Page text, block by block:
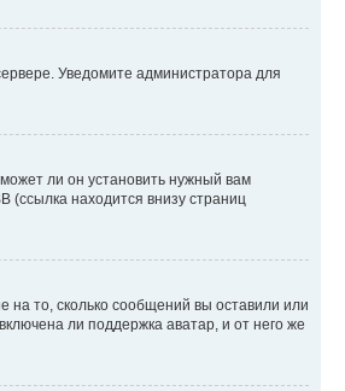
Уведомите администратора для
ли он установить нужный вам
(ссылка находится внизу страниц
на то, сколько сообщений вы оставили или
ли поддержка аватар, и от него же